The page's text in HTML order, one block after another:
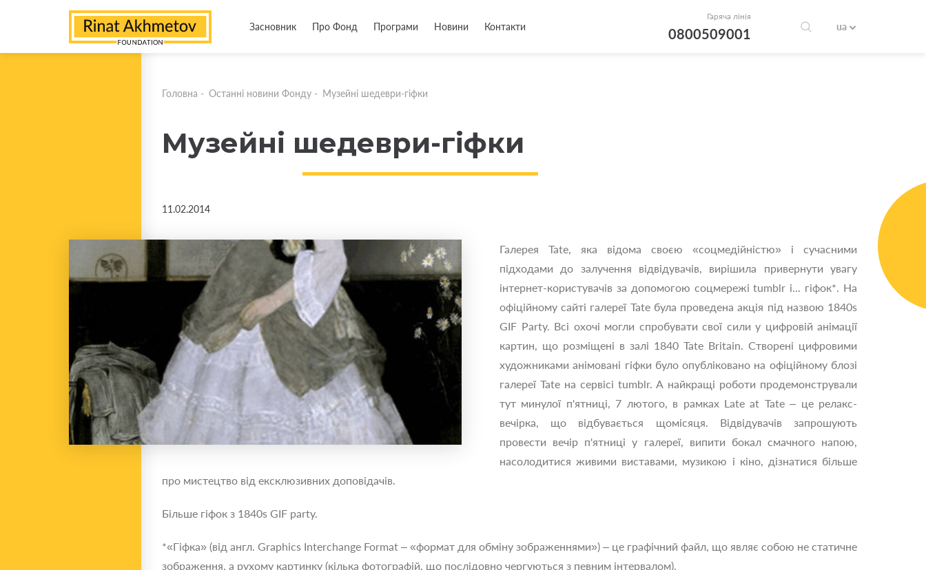
Засновник Про Фонд Програми Новини Контакти
Гаряча лінія
0800509001 ua
Головна - Останні новини Фонду - Музейні шедеври-гіфки
Музейні шедеври-гіфки
11.02.2014
Галерея Tate, яка відома своєю «соцмедійністю» і сучасними
підходами до залучення відвідувачів, вирішила привернути увагу
інтернет-користувачів за допомогою соцмережі tumblr і... гіфок*. На
офіційному сайті галереї Tate була проведена акція під назвою 1840s
GIF Party. Всі охочі могли спробувати свої сили у цифровій анімації
картин, що розміщені в залі 1840 Tate Britain. Створені цифровими
художниками анімовані гіфки було опубліковано на офіційному блозі
галереї Tate на сервісі tumblr. А найкращі роботи продемонстрували
тут минулої п'ятниці, 7 лютого, в рамках Late at Tate – це релакс-
вечірка, що відбувається щомісяця. Відвідувачів запрошують
провести вечір п'ятниці у галереї, випити бокал смачного напою,
насолодитися живими виставами, музикою і кіно, дізнатися більше
про мистецтво від ексклюзивних доповідачів.
Більше гіфок з 1840s GIF party.
*«Гіфка» (від англ. Graphics Interchange Format – «формат для обміну зображеннями») – це графічний файл, що являє собою не статичне
зображення, а рухому картинку (кілька фотографій, що послідовно чергуються з певним інтервалом).